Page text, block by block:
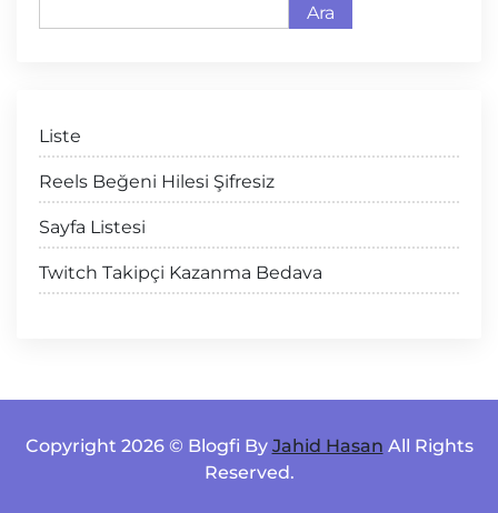
Ara
Liste
Reels Beğeni Hilesi Şifresiz
Sayfa Listesi
Twitch Takipçi Kazanma Bedava
Copyright 2026 © Blogfi By Jahid Hasan All Rights
Reserved.